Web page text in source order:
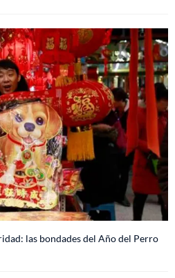
las bondades del Año del Perro